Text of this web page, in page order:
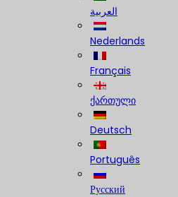
العربية
Nederlands
Français
ქართული
Deutsch
Português
Русский